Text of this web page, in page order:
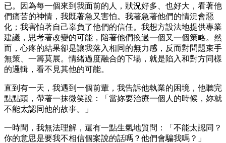
已。因為每一個來到我面前的人，狀況好多、也好大，看著他
們痛苦的神情，我既著急又害怕。我著急著他們的情況會惡
化；我害怕著自己辜負了他們的信任。我想方設法地提供專業
建議，思考著改變的可能，陪著他們換過一個又一個策略。然
而，心疼的結果卻是讓我落入相同的無力感，反而對問題束手
無策、一籌莫展。情緒過度融合的下場，就是陷入和對方同樣
的邏輯，看不見其他的可能。
直到有一天，我遇到一個前輩，我告訴他執業的困境，他聽完
點點頭，帶著一抹微笑說：「當妳要治療一個人的時候，妳就
不能太認同他的故事。」
一時間，我無法理解，還有一點生氣地質問：「不能太認同？
你的意思是要我不相信個案說的話嗎？他們會騙我嗎？」